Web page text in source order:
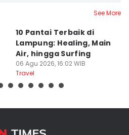
See More
10 Pantai Terbaik di
Lampung: Healing, Main
Air, hingga Surfing
06 Agu 2026, 16:02 WIB
Travel